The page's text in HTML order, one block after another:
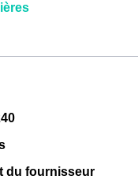
du fournisseur